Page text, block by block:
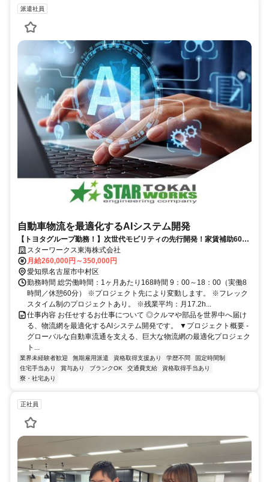
派遣社員
自動車物流を最適化するAIシステム開発
【トヨタグループ勤務！】次世代モビリティの先行開発！家賃補助60％
／前職平均160万UP！／フレックス制度有り
スターワークス東海株式会社
月給260,000円～350,000円
愛知県名古屋市中村区
勤務時間 総労働時間：1ヶ月あたり168時間 9：00～18：00（実働8
時間／休憩60分） ※プロジェクト先により変動します。 ※フレック
スタイム制のプロジェクトあり。 ※残業平均：月17.2h...
仕事内容 お任せするお仕事について ◎クルマや部品を世界中へ届け
る、物流網を最適化するAIシステム開発です。 ▼プロジェクト概要 -
グローバルな自動車流通を支える、巨大な物流網の最適化プロジェク
ト...
業界未経験者歓迎 無期雇用派遣 資格取得支援あり 学歴不問
固定時間制
住宅手当あり
賞与あり ブランクOK 交通費支給
資格取得手当あり
寮・社宅あり
正社員